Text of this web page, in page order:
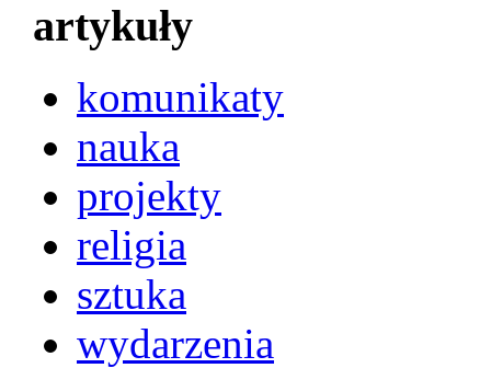
artykuły
komunikaty
nauka
projekty
religia
sztuka
wydarzenia